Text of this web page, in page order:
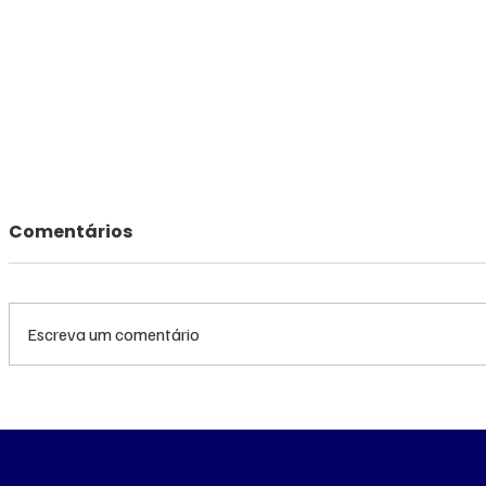
de Edson Giroto na
R$ 10,2
Comentários
Escreva um comentário